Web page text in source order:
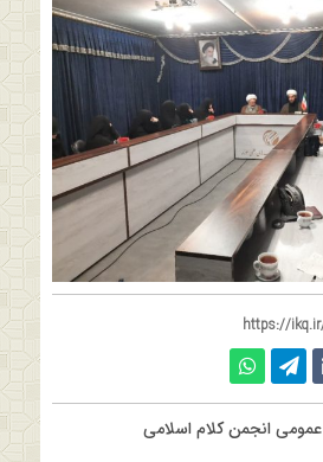
https://
انجمن کلام اسلامی